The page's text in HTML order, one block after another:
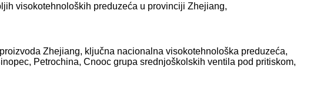
visokotehnoloških preduzeća u provinciji Zhejiang,
Zhejiang, ključna nacionalna visokotehnološka preduzeća,
Petrochina, Cnooc grupa srednjoškolskih ventila pod pritiskom,